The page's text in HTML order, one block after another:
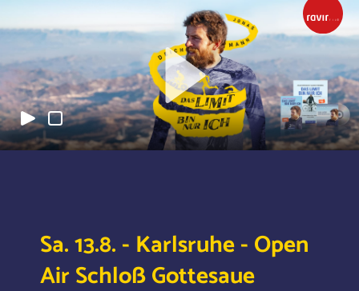
Sa. 13.8. - Karlsruhe - Open
Air Schloß Gottesaue